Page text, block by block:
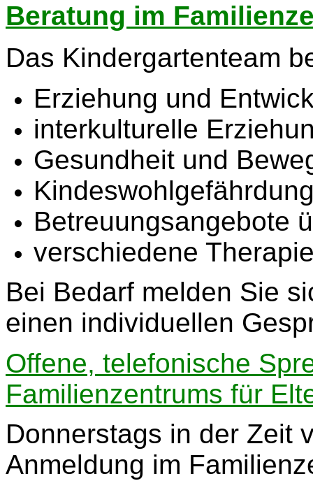
Beratung im
Das Kindergartenteam
Erziehung und
interkulturelle
Gesundheit und
Betreuungsangebote
verschiedene
Bei Bedarf melden Sie
einen individuellen
Offene, telefonische
Familienzentrums für
Donnerstags in der Zeit
Anmeldung im